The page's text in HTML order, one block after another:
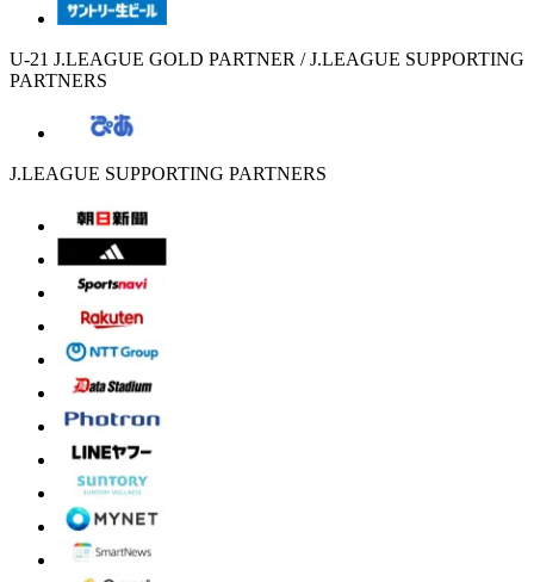
U-21 J.LEAGUE GOLD PARTNER / J.LEAGUE SUPPORTING
PARTNERS
J.LEAGUE SUPPORTING PARTNERS